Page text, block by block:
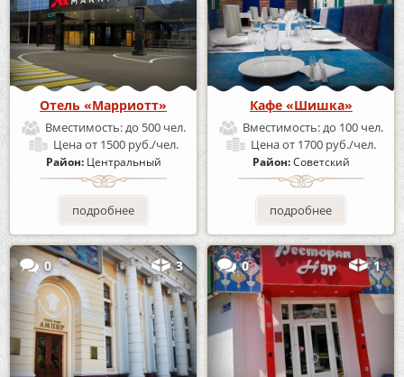
Отель «Марриотт»
Вместимость:до 500 чел.
Ценаот 1500 руб./чел.
Район: Центральный
подробнее
Кафе «Шишка»
Вместимость:до 100 чел.
Ценаот 1700 руб./чел.
Район:Советский
подробнее
0 3 0 1